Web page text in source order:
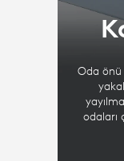
Oda
odaları